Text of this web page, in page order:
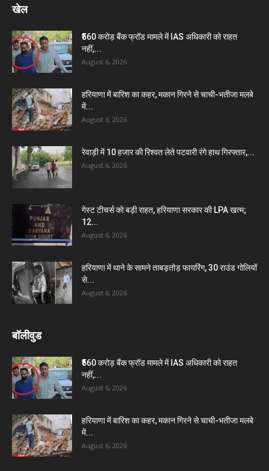
खेल
₹560 करोड़ बैंक फ्रॉड मामले में IAS अधिकारी को राहत
नहीं,...
August 6, 2026
हरियाणा में बारिश का कहर, मकान गिरने से चाची-भतीजा मलबे
में...
August 6, 2026
रेवाड़ी में 10 हजार की रिश्वत लेते पटवारी रंगे हाथ गिरफ्तार,...
August 6, 2026
गेस्ट टीचर्स को बड़ी राहत, हरियाणा सरकार की LPA खत्म;
12...
August 6, 2026
हरियाणा में थाने के सामने ताबड़तोड़ फायरिंग, 30 राउंड गोलियों
से...
August 6, 2026
बॉलीवुड
₹560 करोड़ बैंक फ्रॉड मामले में IAS अधिकारी को राहत
नहीं,...
August 6, 2026
हरियाणा में बारिश का कहर, मकान गिरने से चाची-भतीजा मलबे
में...
August 6, 2026